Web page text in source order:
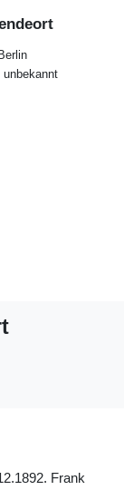
Berlin
unbekannt
Frank